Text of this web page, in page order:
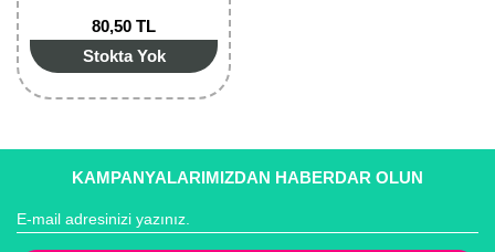
80,50 TL
Stokta Yok
KAMPANYALARIMIZDAN HABERDAR OLUN
Longan Fidanı
Malta Eriği Fidanı
Melez Meyveler
Murt Fidanı